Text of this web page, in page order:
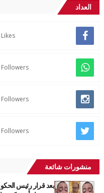
العداد
Likes
Followers
Followers
Followers
منشورات شائعة
بعد قرار رئيس